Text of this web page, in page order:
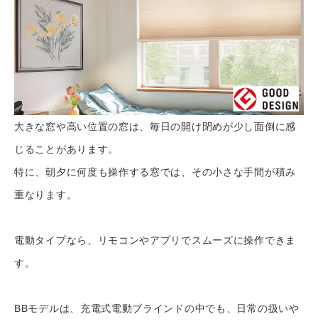
大きな窓や高い位置の窓は、毎日の開け閉めが少し面倒に感
じることがあります。
特に、朝夕に何度も操作する窓では、その小さな手間が積み
重なります。
電動タイプなら、リモコンやアプリでスムーズに操作できま
す。
BBモデルは、充電式電動ブラインドの中でも、日常の扱いや